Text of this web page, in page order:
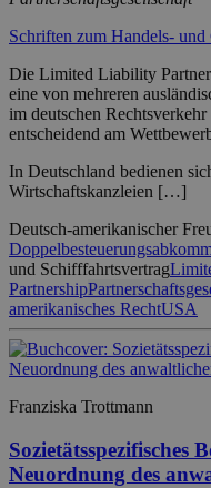
Schriften zum Handels- und
Die Limited Liability
eine von mehreren
im deutschen
entscheidend am
In Deutschland bedienen
Wirtschaftskanzleien […]
Deutsch-amerikanischer
und Schifffahrtsvertrag
Partnership
amerikanisches RechtUSA
Franziska Trottmann
Sozietätsspezifisches
Neuordnung des